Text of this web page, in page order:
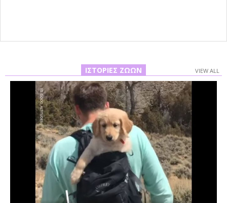
ΙΣΤΟΡΊΕΣ ΖΏΩΝ VIEW ALL